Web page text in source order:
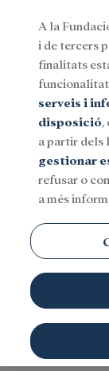
Menu
Social
A la
i de tercers
finalitats
serveis i
disposició,
a partir dels
gestionar
refusar o
a més